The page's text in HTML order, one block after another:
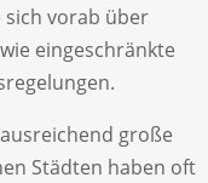
sich vorab über
eingeschränkte
große
Städten haben oft